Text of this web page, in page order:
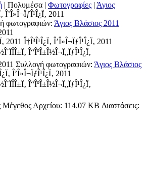
| Πολυμέσα | Φωτογραφίες | Άγιος
Î’Î»Î¬ÏƒÎ¹Î¿Ï‚ 2011
φωτογραφιών: Άγιος Βλάσιος 2011
Î†Î³Î¹Î¿Ï‚ Î’Î»Î¬ÏƒÎ¹Î¿Ï‚ 2011
Î“ÎºÎ±Î½Î¬Ï„ÏƒÎ¹Î¿Ï‚
Συλλογή φωτογραφιών: Άγιος Βλάσιος
Î’Î»Î¬ÏƒÎ¹Î¿Ï‚ 2011
Î“ÎºÎ±Î½Î¬Ï„ÏƒÎ¹Î¿Ï‚
Μέγεθος Αρχείου: 114.07 KB Διαστάσεις: